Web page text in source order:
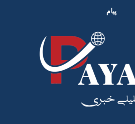
پیام